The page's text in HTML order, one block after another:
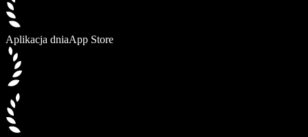
Aplikacja dniaApp Store